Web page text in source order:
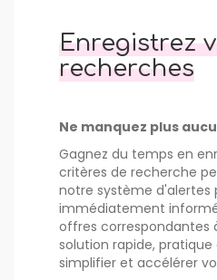
Enregistrez
recherches
Ne manquez plus
Gagnez du temps en
critères de recherche
notre système d'alertes
immédiatement
offres correspondantes
solution rapide,
simplifier et accélérer